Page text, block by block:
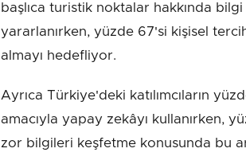
başlıca turistik noktalar hakkında
yararlanırken, yüzde 67'si kişisel
almayı hedefliyor.
Ayrıca Türkiye'deki katılımcıların
amacıyla yapay zekâyı kullanırken,
zor bilgileri keşfetme konusunda bu